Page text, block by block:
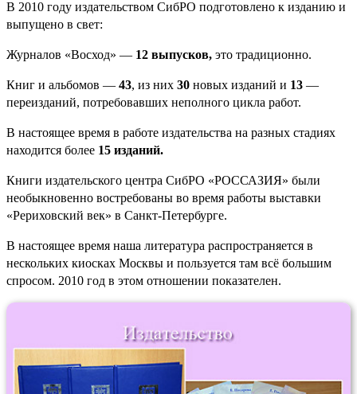
В 2010 году издательством СибРО подготовлено к изданию и
выпущено в свет:
Журналов «Восход» — 12 выпусков, это традиционно.
Книг и альбомов — 43, из них 30 новых изданий и 13 —
переизданий, потребовавших неполного цикла работ.
В настоящее время в работе издательства на разных стадиях
находится более 15 изданий.
Книги издательского центра СибРО «РОССАЗИЯ» были
необыкновенно востребованы во время работы выставки
«Рериховский век» в Санкт-Петербурге.
В настоящее время наша литература распространяется в
нескольких киосках Москвы и пользуется там всё большим
спросом. 2010 год в этом отношении показателен.